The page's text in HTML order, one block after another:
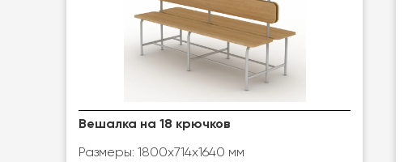
Вешалка на 18 крючков
Размеры: 1800х714х1640 мм